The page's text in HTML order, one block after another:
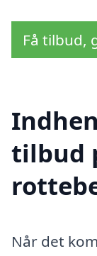
Få tilbud,
tilbud
Når det